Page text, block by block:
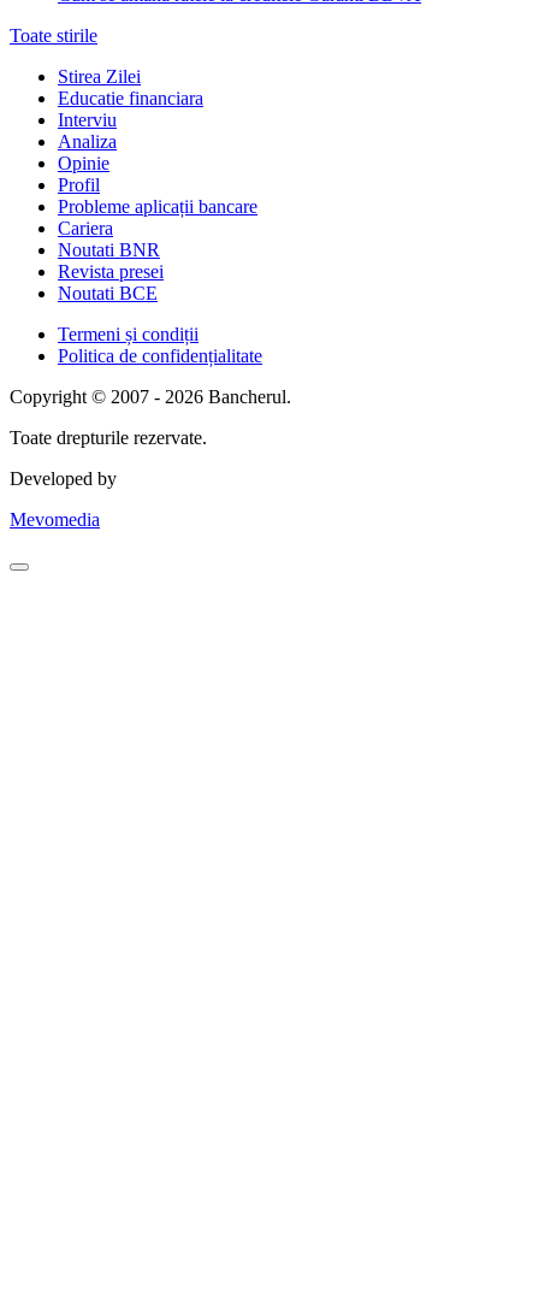
Toate stirile
Stirea Zilei
Educatie financiara
Interviu
Analiza
Opinie
Profil
Probleme aplicații bancare
Cariera
Noutati BNR
Revista presei
Noutati BCE
Termeni și condiții
Politica de confidențialitate
Copyright © 2007 - 2026 Bancherul.
Toate drepturile rezervate.
Developed by
Mevomedia